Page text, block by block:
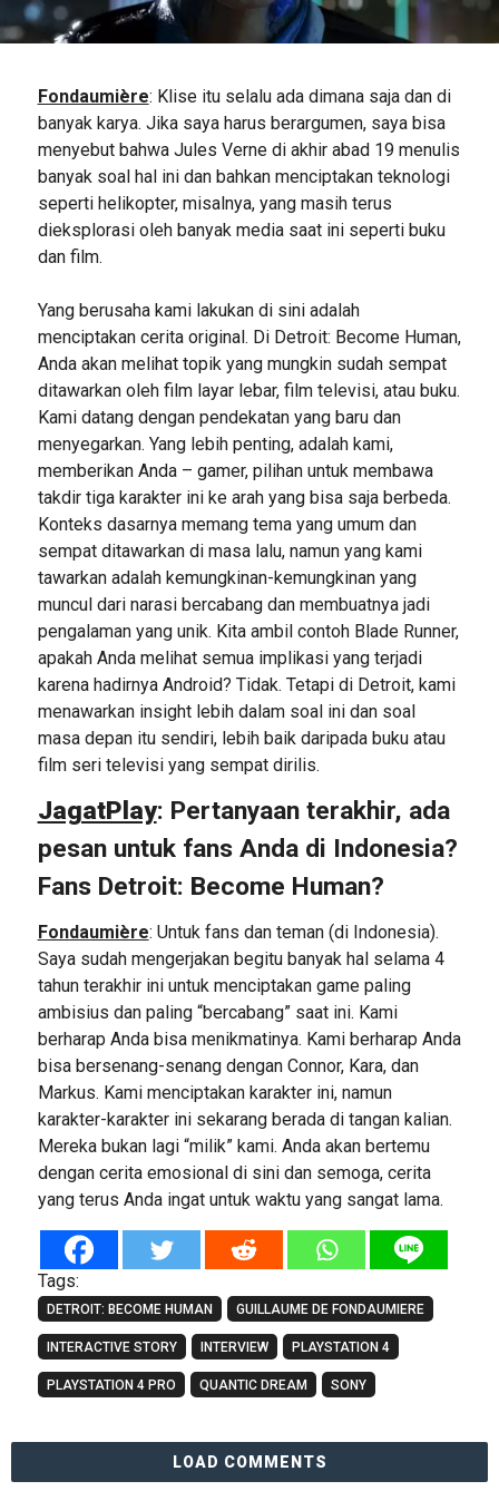
Fondaumière: Klise itu selalu ada dimana saja dan di
banyak karya. Jika saya harus berargumen, saya bisa
menyebut bahwa Jules Verne di akhir abad 19 menulis
banyak soal hal ini dan bahkan menciptakan teknologi
seperti helikopter, misalnya, yang masih terus
dieksplorasi oleh banyak media saat ini seperti buku
dan film.
Yang berusaha kami lakukan di sini adalah
menciptakan cerita original. Di Detroit: Become Human,
Anda akan melihat topik yang mungkin sudah sempat
ditawarkan oleh film layar lebar, film televisi, atau buku.
Kami datang dengan pendekatan yang baru dan
menyegarkan. Yang lebih penting, adalah kami,
memberikan Anda – gamer, pilihan untuk membawa
takdir tiga karakter ini ke arah yang bisa saja berbeda.
Konteks dasarnya memang tema yang umum dan
sempat ditawarkan di masa lalu, namun yang kami
tawarkan adalah kemungkinan-kemungkinan yang
muncul dari narasi bercabang dan membuatnya jadi
pengalaman yang unik. Kita ambil contoh Blade Runner,
apakah Anda melihat semua implikasi yang terjadi
karena hadirnya Android? Tidak. Tetapi di Detroit, kami
menawarkan insight lebih dalam soal ini dan soal
masa depan itu sendiri, lebih baik daripada buku atau
film seri televisi yang sempat dirilis.
JagatPlay: Pertanyaan terakhir, ada
pesan untuk fans Anda di Indonesia?
Fans Detroit: Become Human?
Fondaumière: Untuk fans dan teman (di Indonesia).
Saya sudah mengerjakan begitu banyak hal selama 4
tahun terakhir ini untuk menciptakan game paling
ambisius dan paling “bercabang” saat ini. Kami
berharap Anda bisa menikmatinya. Kami berharap Anda
bisa bersenang-senang dengan Connor, Kara, dan
Markus. Kami menciptakan karakter ini, namun
karakter-karakter ini sekarang berada di tangan kalian.
Mereka bukan lagi “milik” kami. Anda akan bertemu
dengan cerita emosional di sini dan semoga, cerita
yang terus Anda ingat untuk waktu yang sangat lama.
Tags:
DETROIT: BECOME HUMAN GUILLAUME DE FONDAUMIERE
INTERACTIVE STORY INTERVIEW PLAYSTATION 4
PLAYSTATION 4 PRO QUANTIC DREAM SONY
LOAD COMMENTS